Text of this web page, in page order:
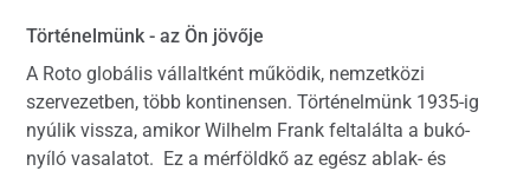
Történelmünk - az Ön jövője
A Roto globális vállaltként működik, nemzetközi
szervezetben, több kontinensen. Történelmünk 1935-ig
nyúlik vissza, amikor Wilhelm Frank feltalálta a bukó-
nyíló vasalatot. Ez a mérföldkő az egész ablak- és